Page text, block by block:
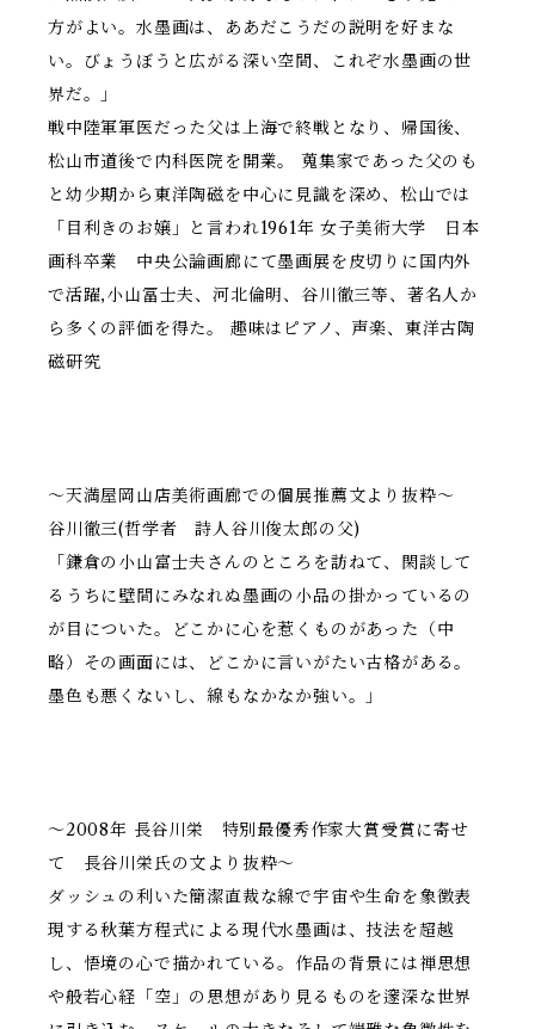
方がよい。水墨画は、ああだこうだの説明を好まな
い。びょうぼうと広がる深い空間、これぞ水墨画の世
界だ。」
戦中陸軍軍医だった父は上海で終戦となり、帰国後、
松山市道後で内科医院を開業。 蒐集家であった父のも
と幼少期から東洋陶磁を中心に見識を深め、松山では
「目利きのお嬢」と言われ1961年 女子美術大学 日本
画科卒業 中央公論画廊にて墨画展を皮切りに国内外
で活躍,小山冨士夫、河北倫明、谷川徹三等、著名人か
ら多くの評価を得た。 趣味はピアノ、声楽、東洋古陶
磁研究
〜天満屋岡山店美術画廊での個展推薦文より抜粋〜
谷川徹三(哲学者 詩人谷川俊太郎の父)
「鎌倉の小山富士夫さんのところを訪ねて、閑談して
るうちに壁間にみなれぬ墨画の小品の掛かっているの
が目についた。どこかに心を惹くものがあった（中
略）その画面には、どこかに言いがたい古格がある。
墨色も悪くないし、線もなかなか強い。」
〜2008年 長谷川栄 特別最優秀作家大賞受賞に寄せ
て 長谷川栄氏の文より抜粋〜
ダッシュの利いた簡潔直裁な線で宇宙や生命を象徴表
現する秋葉方程式による現代水墨画は、技法を超越
し、悟境の心で描かれている。作品の背景には禅思想
や般若心経「空」の思想があり見るものを邃深な世界